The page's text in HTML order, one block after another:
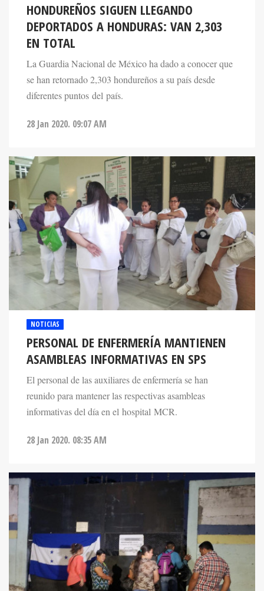
HONDUREÑOS SIGUEN LLEGANDO
DEPORTADOS A HONDURAS: VAN 2,303
EN TOTAL
La Guardia Nacional de México ha dado a conocer que
se han retornado 2,303 hondureños a su país desde
diferentes puntos del país.
28 Jan 2020. 09:07 AM
NOTICIAS
PERSONAL DE ENFERMERÍA MANTIENEN
ASAMBLEAS INFORMATIVAS EN SPS
El personal de las auxiliares de enfermería se han
reunido para mantener las respectivas asambleas
informativas del día en el hospital MCR.
28 Jan 2020. 08:35 AM